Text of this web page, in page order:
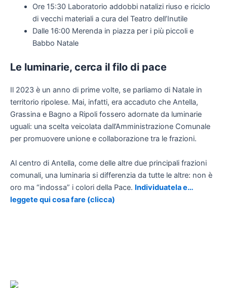
Ore 15:30 Laboratorio addobbi natalizi riuso e riciclo
di vecchi materiali a cura del Teatro dell’Inutile
Dalle 16:00 Merenda in piazza per i più piccoli e
Babbo Natale
Le luminarie, cerca il filo di pace
Il 2023 è un anno di prime volte, se parliamo di Natale in
territorio ripolese. Mai, infatti, era accaduto che Antella,
Grassina e Bagno a Ripoli fossero adornate da luminarie
uguali: una scelta veicolata dall’Amministrazione Comunale
per promuovere unione e collaborazione tra le frazioni.
Al centro di Antella, come delle altre due principali frazioni
comunali, una luminaria si differenzia da tutte le altre: non è
oro ma “indossa” i colori della Pace. Individuatela e…
leggete qui cosa fare (clicca)